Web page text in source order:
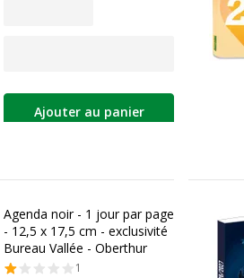
Ajouter au panier
Agenda noir - 1 jour par page
- 12,5 x 17,5 cm - exclusivité
Bureau Vallée - Oberthur
1